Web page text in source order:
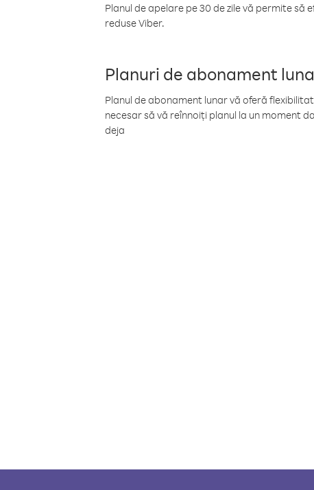
Planul de apelare pe 30 de zile vă permite
reduse Viber.
Planuri de abonament
Planul de abonament lunar vă oferă
necesar să vă reînnoiți planul la un moment
deja